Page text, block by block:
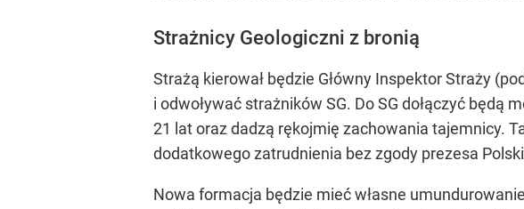
Strażnicy Geologiczni z bronią
Strażą kierował będzie Główny Inspektor Straży
i odwoływać strażników SG. Do SG dołączyć będą
21 lat oraz dadzą rękojmię zachowania tajemnicy.
dodatkowego zatrudnienia bez zgody prezesa
Nowa formacja będzie mieć własne